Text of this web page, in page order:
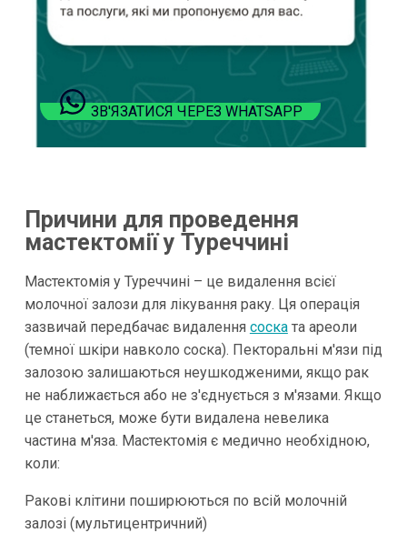
ЗВ'ЯЗАТИСЯ ЧЕРЕЗ WHATSAPP
Причини для проведення
мастектомії у Туреччині
Мастектомія у Туреччині – це видалення всієї
молочної залози для лікування раку. Ця операція
зазвичай передбачає видалення соската ареоли
(темної шкіри навколо соска). Пекторальні м'язи під
залозою залишаються неушкодженими, якщо рак
не наближається або не з'єднується з м'язами. Якщо
це станеться, може бути видалена невелика
частина м'яза. Мастектомія є медично необхідною,
коли:
Ракові клітини поширюються по всій молочній
залозі (мультицентричний)